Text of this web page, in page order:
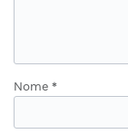
Nome *